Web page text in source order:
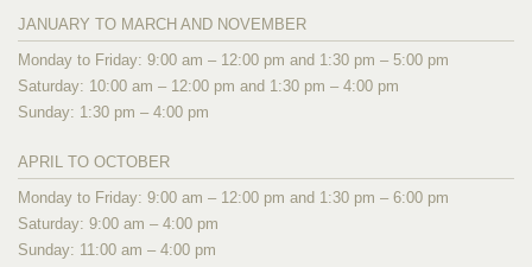
JANUARY TO MARCH AND NOVEMBER
Monday to Friday: 9:00 am – 12:00 pm and 1:30 pm – 5:00 pm
Saturday: 10:00 am – 12:00 pm and 1:30 pm – 4:00 pm
Sunday: 1:30 pm – 4:00 pm
APRIL TO OCTOBER
Monday to Friday: 9:00 am – 12:00 pm and 1:30 pm – 6:00 pm
Saturday: 9:00 am – 4:00 pm
Sunday: 11:00 am – 4:00 pm